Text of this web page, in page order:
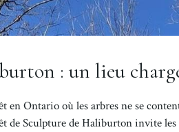
: un lieu
Ontario où les arbres ne se
de Sculpture de Haliburton invite